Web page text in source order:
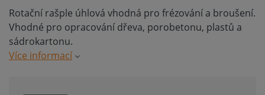
Rotační rašple úhlová vhodná pro frézování a broušení.
Vhodné pro opracování dřeva, porobetonu, plastů a
sádrokartonu.
Více informací